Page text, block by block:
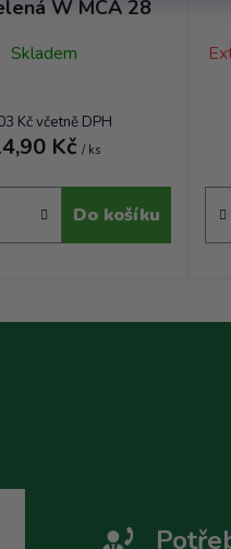
W MCA 28
Skladem
Kč včetně DPH
Kč / ks
Do košíku